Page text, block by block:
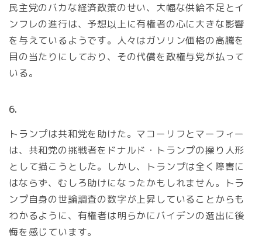
民主党のバカな経済政策のせい、大幅な供給不足とイ
ンフレの進行は、予想以上に有権者の心に大きな影響
を与えているようです。人々はガソリン価格の高騰を
目の当たりにしており、その代償を政権与党が払って
いる。
6.
トランプは共和党を助けた。マコーリフとマーフィー
は、共和党の挑戦者をドナルド・トランプの操り人形
として描こうとした。しかし、トランプは全く障害に
はならず、むしろ助けになったかもしれません。トラ
ンプ自身の世論調査の数字が上昇していることからも
わかるように、有権者は明らかにバイデンの選出に後
悔を感じています。